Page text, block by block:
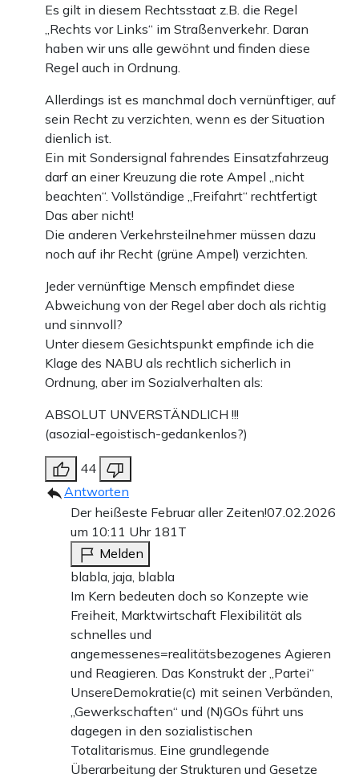
Es gilt in diesem Rechtsstaat z.B. die Regel
„Rechts vor Links“ im Straßenverkehr. Daran
haben wir uns alle gewöhnt und finden diese
Regel auch in Ordnung.
Allerdings ist es manchmal doch vernünftiger, auf
sein Recht zu verzichten, wenn es der Situation
dienlich ist.
Ein mit Sondersignal fahrendes Einsatzfahrzeug
darf an einer Kreuzung die rote Ampel „nicht
beachten“. Vollständige „Freifahrt“ rechtfertigt
Das aber nicht!
Die anderen Verkehrsteilnehmer müssen dazu
noch auf ihr Recht (grüne Ampel) verzichten.
Jeder vernünftige Mensch empfindet diese
Abweichung von der Regel aber doch als richtig
und sinnvoll?
Unter diesem Gesichtspunkt empfinde ich die
Klage des NABU als rechtlich sicherlich in
Ordnung, aber im Sozialverhalten als:
ABSOLUT UNVERSTÄNDLICH !!!
(asozial-egoistisch-gedankenlos?)
44
Antworten
Der heißeste Februar aller Zeiten!07.02.2026
um 10:11 Uhr 181T
Melden
blabla, jaja, blabla
Im Kern bedeuten doch so Konzepte wie
Freiheit, Marktwirtschaft Flexibilität als
schnelles und
angemessenes=realitätsbezogenes Agieren
und Reagieren. Das Konstrukt der „Partei“
UnsereDemokratie(c) mit seinen Verbänden,
„Gewerkschaften“ und (N)GOs führt uns
dagegen in den sozialistischen
Totalitarismus. Eine grundlegende
Überarbeitung der Strukturen und Gesetze